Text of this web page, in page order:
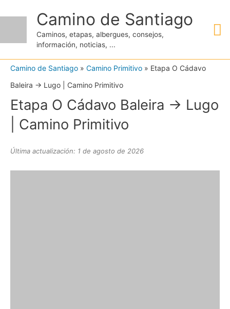
contenido
Camino de Santiago
Caminos, etapas, albergues, consejos,
información, noticias, ...
Camino de Santiago » Camino Primitivo » Etapa O Cádavo
Baleira → Lugo | Camino Primitivo
Etapa O Cádavo Baleira → Lugo
| Camino Primitivo
Última actualización: 1 de agosto de 2026